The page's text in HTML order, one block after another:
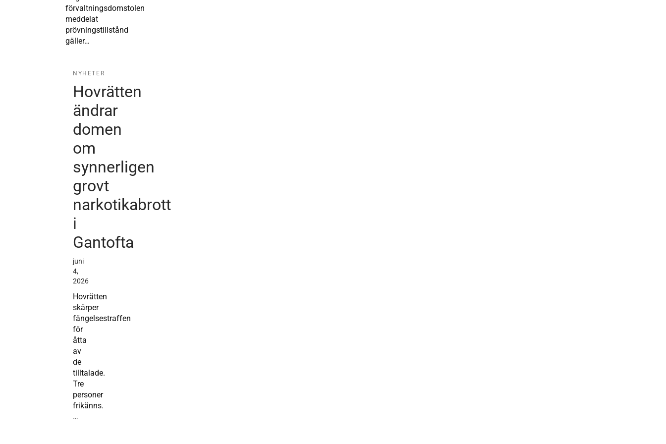
förvaltningsdomstolen
meddelat
prövningstillstånd
gäller…
NYHETER
Hovrätten
ändrar
domen
om
synnerligen
grovt
narkotikabrott
i
Gantofta
juni
4,
2026
Hovrätten
skärper
fängelsestraffen
för
åtta
av
de
tilltalade.
Tre
personer
frikänns.
…